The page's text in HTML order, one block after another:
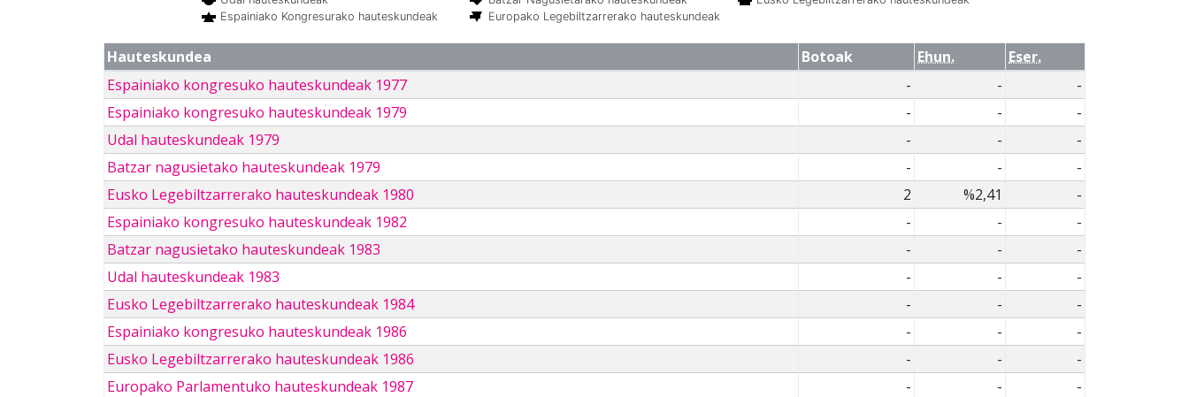
Espainiako Kongresurako hauteskundeak
Europako Legebiltzarrerako hauteskundeak
Hauteskundea Botoak Ehun.
Eser.
Espainiako kongresuko hauteskundeak 1977
- -
-
Espainiako kongresuko hauteskundeak 1979
- -
-
Udal hauteskundeak 1979
- -
-
Batzar nagusietako hauteskundeak 1979
- -
-
Eusko Legebiltzarrerako hauteskundeak 1980
2 %2,41
-
Espainiako kongresuko hauteskundeak 1982
- -
-
Batzar nagusietako hauteskundeak 1983
- -
-
Udal hauteskundeak 1983
- -
-
Eusko Legebiltzarrerako hauteskundeak 1984
- -
-
Espainiako kongresuko hauteskundeak 1986
- -
-
Eusko Legebiltzarrerako hauteskundeak 1986
- -
-
Europako Parlamentuko hauteskundeak 1987
- -
-